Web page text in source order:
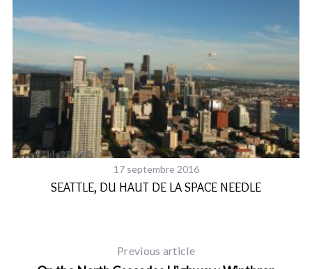
17 septembre 2016
SEATTLE, DU HAUT DE LA SPACE NEEDLE
Previous article